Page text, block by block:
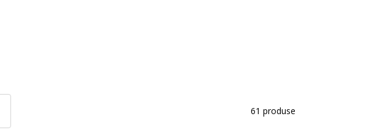
61 produse